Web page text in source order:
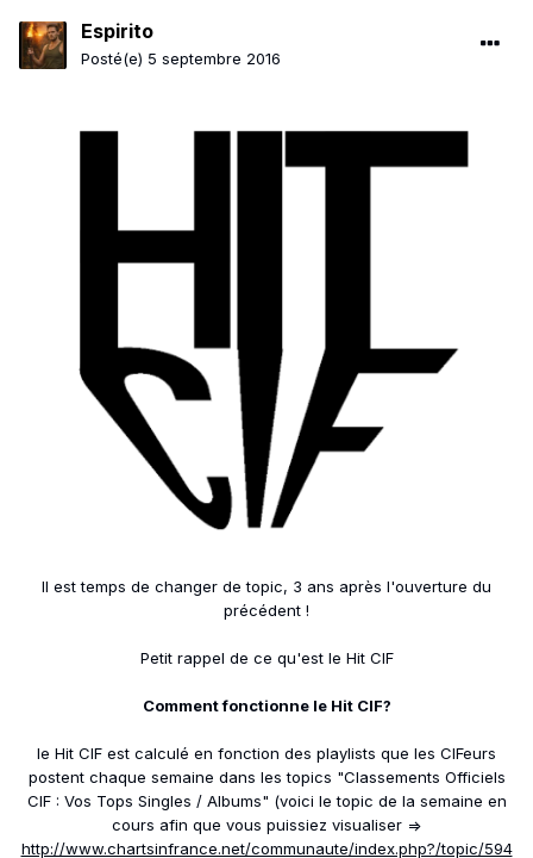
Espirito
Posté(e) 5 septembre 2016
Il est temps de changer de topic, 3 ans après l'ouverture du
précédent !
Petit rappel de ce qu'est le Hit CIF
Comment fonctionne le Hit CIF?
le Hit CIF est calculé en fonction des playlists que les CIFeurs
postent chaque semaine dans les topics "Classements Officiels
CIF : Vos Tops Singles / Albums" (voici le topic de la semaine en
cours afin que vous puissiez visualiser =>
http://www.chartsinfrance.net/communaute/index.php?/topic/594